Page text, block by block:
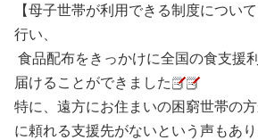
【母子世帯が利用できる制度につい
行い、
食品配布をきっかけに全国の食支援
届けることができました
特に、遠方にお住まいの困窮世帯の
に頼れる支援先がないという声もあり